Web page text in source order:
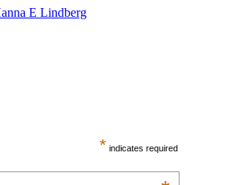
E Lindberg
* indicates required